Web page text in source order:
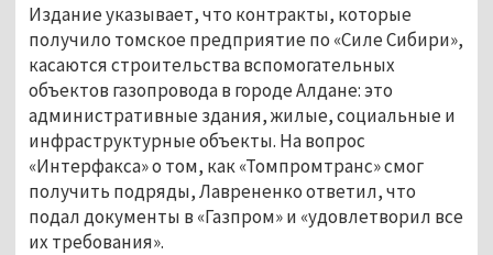
Издание указывает, что контракты, которые
получило томское предприятие по «Силе Сибири»,
касаются строительства вспомогательных
объектов газопровода в городе Алдане: это
административные здания, жилые, социальные и
инфраструктурные объекты. На вопрос
«Интерфакса» о том, как «Томпромтранс» смог
получить подряды, Лаврененко ответил, что
подал документы в «Газпром» и «удовлетворил все
их требования».